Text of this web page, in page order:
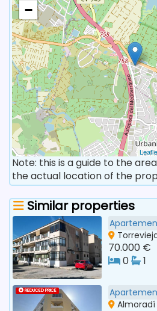
−
Note: this is a guide to the
the actual location of the
Similar properties
70.000 €
0
1
REDUCED PRICE
Almoradí